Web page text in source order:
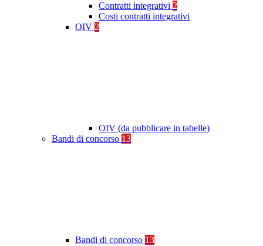
Contratti integrativi 2
Costi contratti integrativi
OIV 2
OIV (da pubblicare in tabelle)
Bandi di concorso 13
Bandi di concorso 13